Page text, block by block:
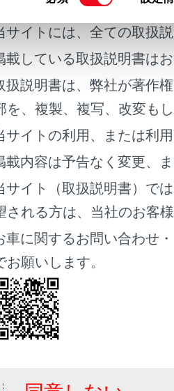
の
択
ついて
[オー
画質を
[
]
映像モ
[画質
各項目
「コ
サイトには、全ての取扱
載している取扱説明書は
扱説明書は、弊社が著作
を、複製、複写、改変も
サイトの利用、または利
載内容は予告なく変更、
サイト（取扱説明書）で
される方は、当社のお客
車に関するお問い合わせ
お願いします。